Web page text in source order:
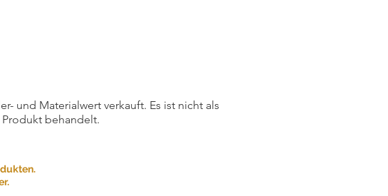
und Materialwert verkauft. Es ist nicht als
behandelt.